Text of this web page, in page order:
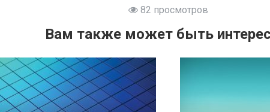
82 просмотров
Вам также может быть